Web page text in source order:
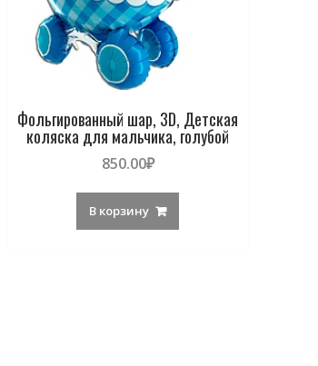
Фольгированный шар, 3D, Детская
коляска для мальчика, голубой
850.00₽
В корзину